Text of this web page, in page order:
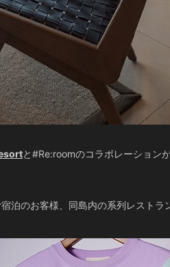
と#Re:roomのコラボレーション
泊のお客様、同島内の系列レストラ